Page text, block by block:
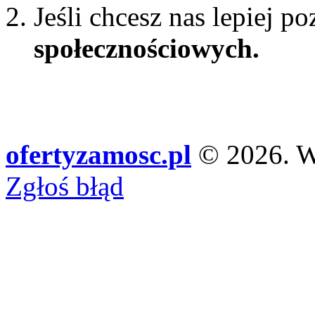
Jeśli chcesz nas lepiej
społecznościowych.
ofertyzamosc.pl © 2026.
Zgłoś błąd